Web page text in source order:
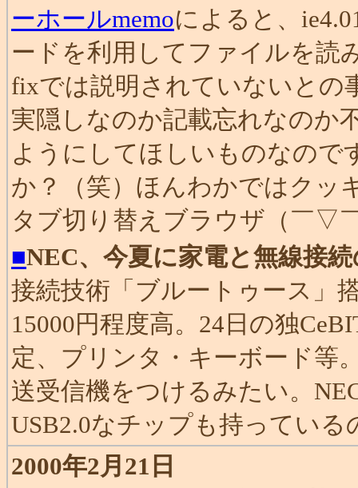
ーホールmemoによると、
ードを利用してファイルを読
fixでは説明されていないとの
実隠しなのか記載忘れなのか
ようにしてほしいものなので
か？（笑）ほんわかではクッ
タブ切り替えブラウザ（￣▽
■NEC、今夏に家電と無線接
接続技術「ブルートゥース」
15000円程度高。24日の独
定、プリンタ・キーボード
送受信機をつけるみたい。
USB2.0なチップも持ってい
2000年2月21日